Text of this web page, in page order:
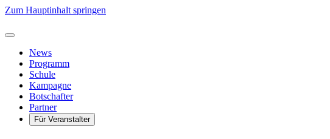
Zum Hauptinhalt springen
News
Programm
Schule
Kampagne
Botschafter
Partner
Für Veranstalter